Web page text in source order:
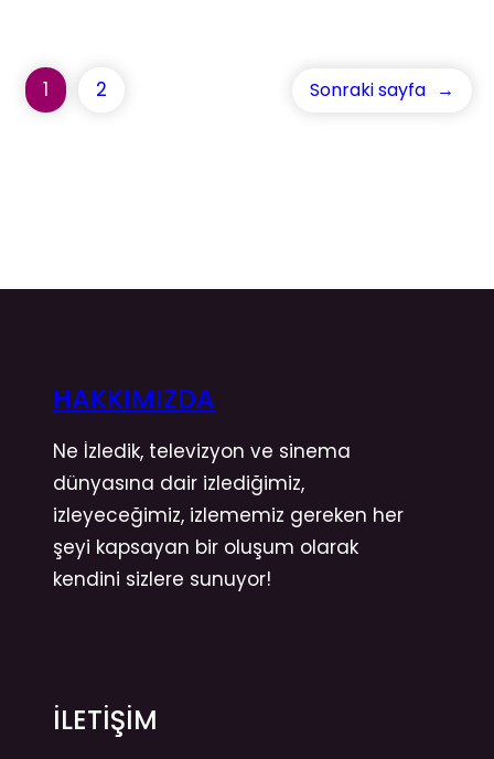
1 2 Sonraki sayfa →
HAKKIMIZDA
Ne İzledik, televizyon ve sinema
dünyasına dair izlediğimiz,
izleyeceğimiz, izlememiz gereken her
şeyi kapsayan bir oluşum olarak
kendini sizlere sunuyor!
İLETİŞİM